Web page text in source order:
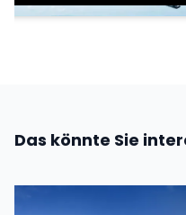
Das könnte Sie